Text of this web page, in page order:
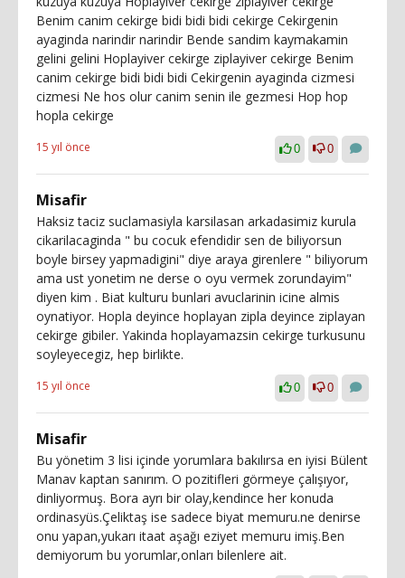
Benim canim cekirge bidi bidi bidi cekirge Cekirgenin
ayaginda narindir narindir Bende sandim kaymakamin
gelini gelini Hoplayiver cekirge ziplayiver cekirge Benim
canim cekirge bidi bidi bidi Cekirgenin ayaginda cizmesi
cizmesi Ne hos olur canim senin ile gezmesi Hop hop
hopla cekirge
15 yıl önce 0 0
Misafir
Haksiz taciz suclamasiyla karsilasan arkadasimiz kurula
cikarilacaginda " bu cocuk efendidir sen de biliyorsun
boyle birsey yapmadigini" diye araya girenlere " biliyorum
ama ust yonetim ne derse o oyu vermek zorundayim"
diyen kim . Biat kulturu bunlari avuclarinin icine almis
oynatiyor. Hopla deyince hoplayan zipla deyince ziplayan
cekirge gibiler. Yakinda hoplayamazsin cekirge turkusunu
soyleyecegiz, hep birlikte.
15 yıl önce 0 0
Misafir
Bu yönetim 3 lisi içinde yorumlara bakılırsa en iyisi Bülent
Manav kaptan sanırım. O pozitifleri görmeye çalışıyor,
dinliyormuş. Bora ayrı bir olay,kendince her konuda
ordinasyüs.Çeliktaş ise sadece biyat memuru.ne denirse
onu yapan,yukarı itaat aşağı eziyet memuru imiş.Ben
demiyorum bu yorumlar,onları bilenlere ait.